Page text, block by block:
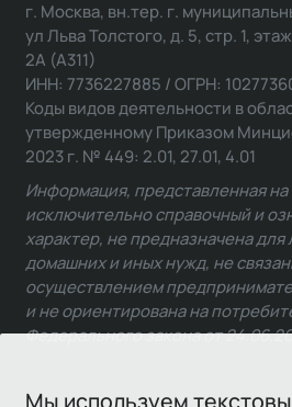
Мы используем
г. Москва, вн.тер. г.
ул Льва Толстого, д. 5, стр. 1,
2А (А311)
ИНН: 7736227885 / ОГРН:
Коды видов деятельности в
утвержденному Приказом
2023 г. № 449: 2.01, 27.01, 4.01
Информация, представленная на
исключительно справочный и
характер, не предназначена
домашних и иных нужд, не
осуществлением
и не ориентирована на
Федерального закона от